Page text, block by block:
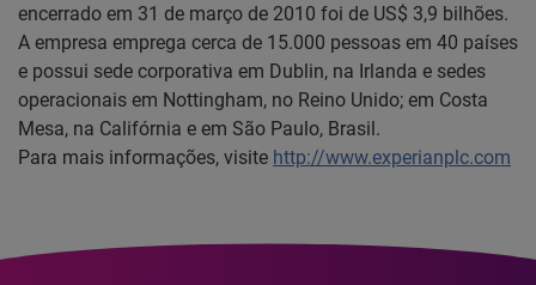
encerrado em 31 de março de 2010 foi de US$ 3,9 bilhões.
A empresa emprega cerca de 15.000 pessoas em 40 países
e possui sede corporativa em Dublin, na Irlanda e sedes
operacionais em Nottingham, no Reino Unido; em Costa
Mesa, na Califórnia e em São Paulo, Brasil.
Para mais informações, visite http://www.experianplc.com